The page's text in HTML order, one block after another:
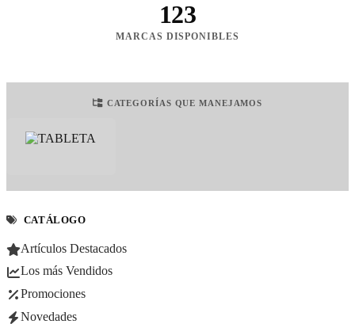
123
MARCAS DISPONIBLES
CATEGORÍAS QUE MANEJAMOS
CATÁLOGO
Artículos Destacados
Los más Vendidos
Promociones
Novedades